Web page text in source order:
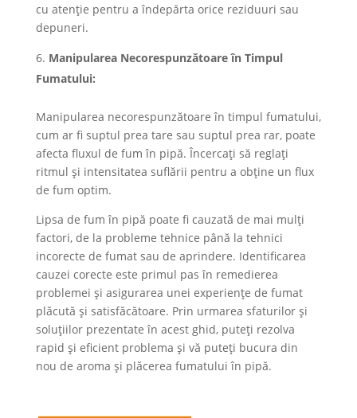
cu atenție pentru a îndepărta orice reziduuri sau
depuneri.
Manipularea Necorespunzătoare în Timpul
Fumatului:
Manipularea necorespunzătoare în timpul fumatului,
cum ar fi suptul prea tare sau suptul prea rar, poate
afecta fluxul de fum în pipă. Încercați să reglați
ritmul și intensitatea suflării pentru a obține un flux
de fum optim.
Lipsa de fum în pipă poate fi cauzată de mai mulți
factori, de la probleme tehnice până la tehnici
incorecte de fumat sau de aprindere. Identificarea
cauzei corecte este primul pas în remedierea
problemei și asigurarea unei experiențe de fumat
plăcută și satisfăcătoare. Prin urmarea sfaturilor și
soluțiilor prezentate în acest ghid, puteți rezolva
rapid și eficient problema și vă puteți bucura din
nou de aroma și plăcerea fumatului în pipă.